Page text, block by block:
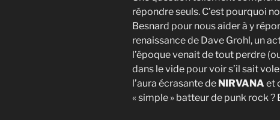
répondre seuls. C’est pourquoi
Besnard pour nous aider à y
renaissance de Dave Grohl, un
l’époque venait de tout perdre
dans le vide pour voir s’il sait
l’aura écrasante de NIRVANA et
« simple » batteur de punk rock